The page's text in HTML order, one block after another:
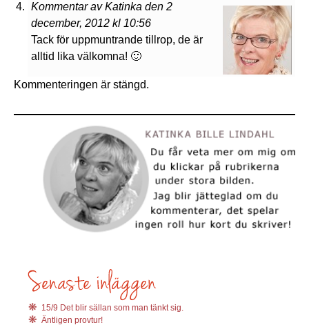
Kommentar av Katinka den 2
december, 2012 kl 10:56
Tack för uppmuntrande tillrop, de är
alltid lika välkomna! 🙂
Kommenteringen är stängd.
15/9 Det blir sällan som man tänkt sig.
Äntligen provtur!